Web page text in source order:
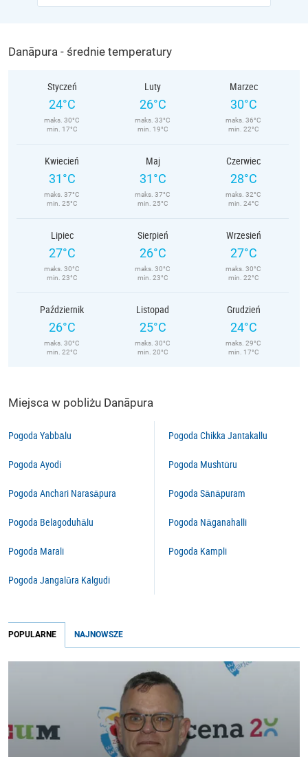
Danāpura - średnie temperatury
Styczeń
24°C
maks. 30°C
min. 17°C
Luty
26°C
maks. 33°C
min. 19°C
Marzec
30°C
maks. 36°C
min. 22°C
Kwiecień
31°C
maks. 37°C
min. 25°C
Maj
31°C
maks. 37°C
min. 25°C
Czerwiec
28°C
maks. 32°C
min. 24°C
Lipiec
27°C
maks. 30°C
min. 23°C
Sierpień
26°C
maks. 30°C
min. 23°C
Wrzesień
27°C
maks. 30°C
min. 22°C
Październik
26°C
maks. 30°C
min. 22°C
Listopad
25°C
maks. 30°C
min. 20°C
Grudzień
24°C
maks. 29°C
min. 17°C
Miejsca w pobliżu Danāpura
Pogoda Yabbālu
Pogoda Ayodi
Pogoda Anchari Narasāpura
Pogoda Belagoduhālu
Pogoda Marali
Pogoda Jangalūra Kalgudi
Pogoda Chikka Jantakallu
Pogoda Mushtūru
Pogoda Sānāpuram
Pogoda Nāganahalli
Pogoda Kampli
POPULARNE NAJNOWSZE